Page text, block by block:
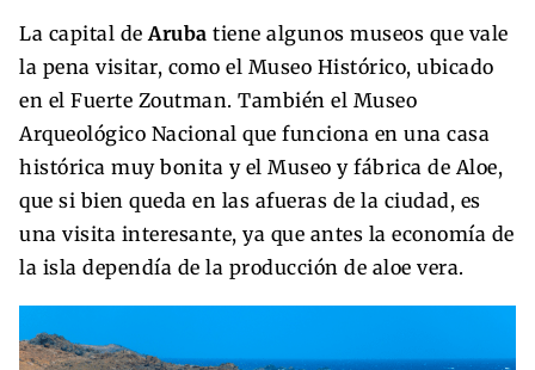
La capital de Aruba tiene algunos museos que vale
la pena visitar, como el Museo Histórico, ubicado
en el Fuerte Zoutman. También el Museo
Arqueológico Nacional que funciona en una casa
histórica muy bonita y el Museo y fábrica de Aloe,
que si bien queda en las afueras de la ciudad, es
una visita interesante, ya que antes la economía de
la isla dependía de la producción de aloe vera.